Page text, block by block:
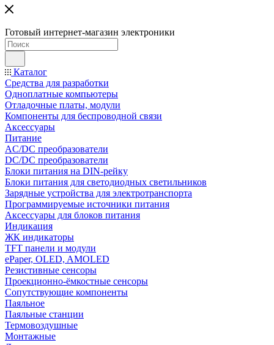
Готовый интернет-магазин электроники
Каталог
Средства для разработки
Одноплатные компьютеры
Отладочные платы, модули
Компоненты для беспроводной связи
Аксессуары
Питание
AC/DC преобразователи
DC/DC преобразователи
Блоки питания на DIN-рейку
Блоки питания для светодиодных светильников
Зарядные устройства для электротранспорта
Программируемые источники питания
Аксессуары для блоков питания
Индикация
ЖК индикаторы
TFT панели и модули
ePaper, OLED, AMOLED
Резистивные сенсоры
Проекционно-ёмкостные сенсоры
Сопутствующие компоненты
Паяльное
Паяльные станции
Термовоздушные
Монтажные